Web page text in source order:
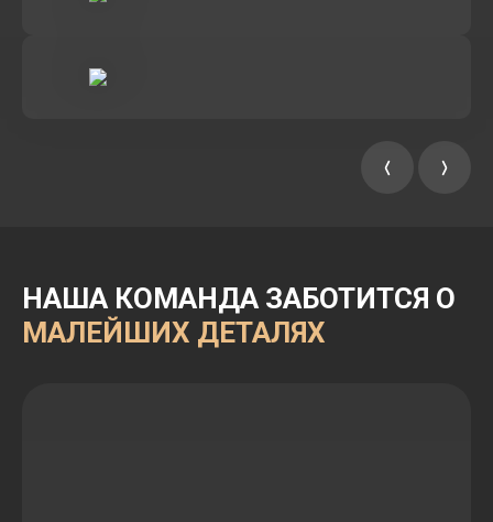
НАША КОМАНДА ЗАБОТИТСЯ О
МАЛЕЙШИХ ДЕТАЛЯХ